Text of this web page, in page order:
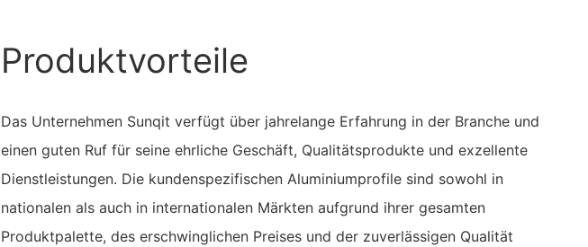
Produktvorteile
Das Unternehmen Sunqit verfügt über jahrelange Erfahrung in der Branche und
einen guten Ruf für seine ehrliche Geschäft, Qualitätsprodukte und exzellente
Dienstleistungen. Die kundenspezifischen Aluminiumprofile sind sowohl in
nationalen als auch in internationalen Märkten aufgrund ihrer gesamten
Produktpalette, des erschwinglichen Preises und der zuverlässigen Qualität